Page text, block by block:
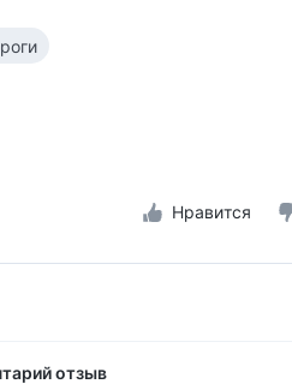
Нравится
отзыв